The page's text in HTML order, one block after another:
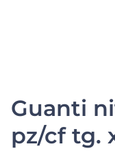
Guanti
pz/cf tg.